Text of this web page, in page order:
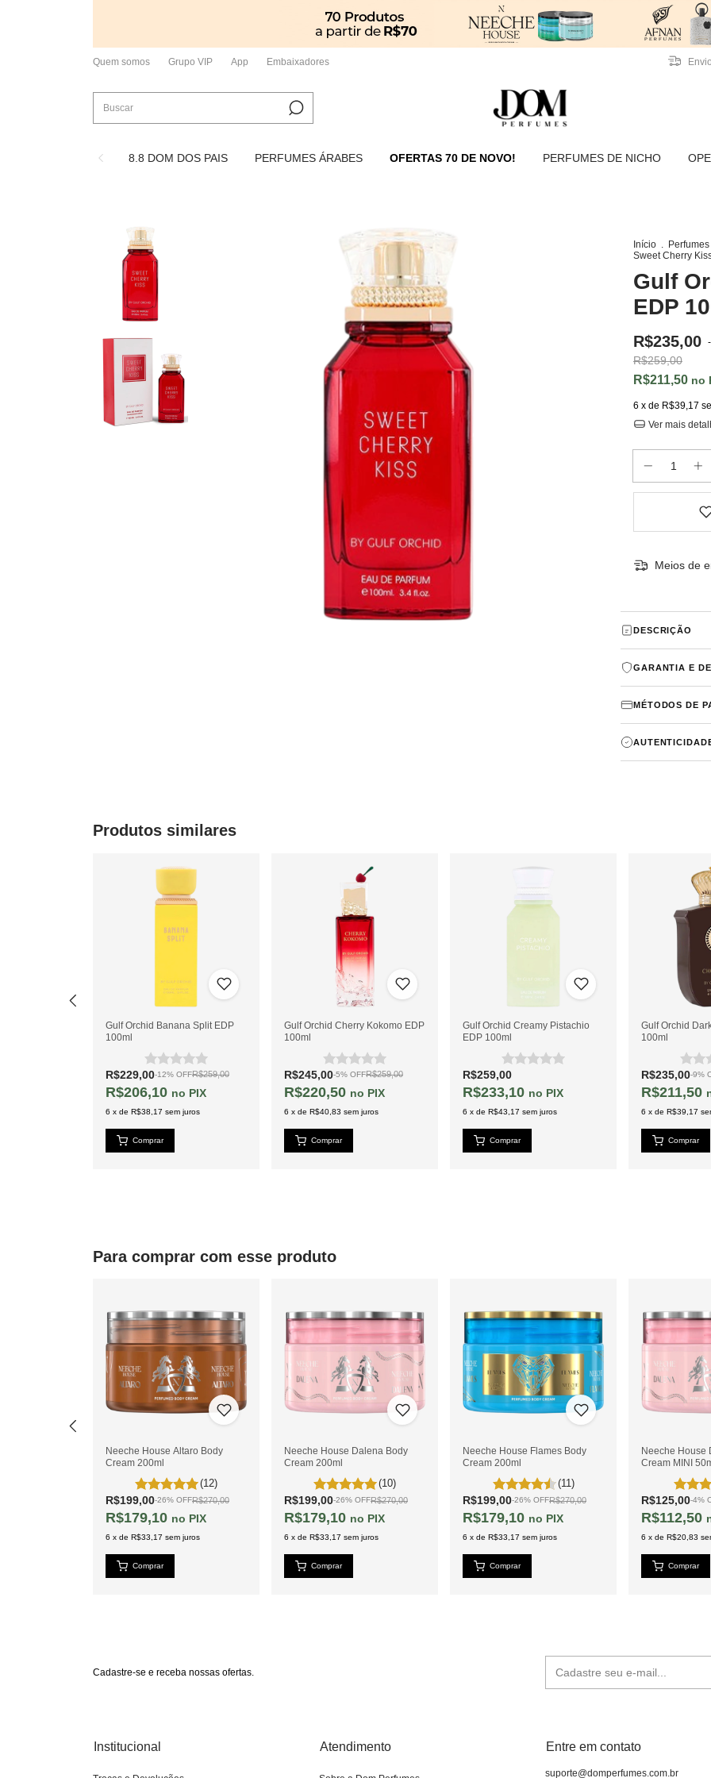
Quem somos Grupo VIP App Embaixadores
8.8 DOM DOS PAIS PERFUMES ÁRABES OFERTAS 70 DE NOVO! PERFUMES DE NICHO
Início
Sweet Cherry
Gulf
EDP
R$235,00 -
R$259,00
R$211,50
6 x de R$39,17
Ver mais
Meios de
DESCRIÇÃO
topo são:
Heliotrópio,
GARANTIA E
Aceitamos
MÉTODOS DE
Produtos similares
Gulf Orchid Banana Split EDP
100ml
R$229,00-12% OFFR$259,00
R$206,10 PIX
6 x de R$38,17 sem juros
Gulf Orchid Cherry Kokomo EDP
100ml
R$245,00-5% OFFR$259,00
R$220,50 PIX
6 x de R$40,83 sem juros
Gulf Orchid Creamy Pistachio
EDP 100ml
R$259,00
R$233,10 PIX
6 x de R$43,17 sem juros
Gulf Orchid
100ml
R$235,00-9%
R$211,50
6 x de R$39,17
Para comprar com esse produto
Neeche House Altaro Body
Cream 200ml
(12)
R$199,00-26% OFFR$270,00
R$179,10 PIX
6 x de R$33,17 sem juros
Neeche House Dalena Body
Cream 200ml
(10)
R$199,00-26% OFFR$270,00
R$179,10 PIX
6 x de R$33,17 sem juros
Neeche House Flames Body
Cream 200ml
(11)
R$199,00-26% OFFR$270,00
R$179,10 PIX
6 x de R$33,17 sem juros
Neeche House
Cream MINI
R$125,00-4%
R$112,50
6 x de R$20,83
Cadastre-se e receba nossas ofertas.
Institucional Atendimento Entre em contato
suporte@domperfumes.com.br